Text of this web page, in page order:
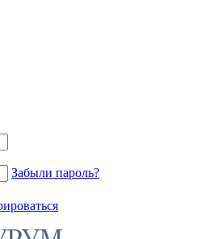
Забыли пароль?